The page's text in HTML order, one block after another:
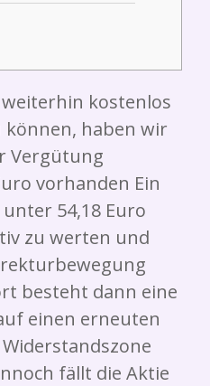
kostenlos
haben wir
Vergütung
vorhanden Ein
54,18 Euro
zu werten und
besteht dann eine
einen erneuten
fällt die Aktie